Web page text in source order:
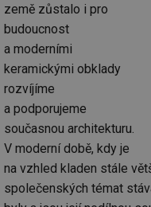
země zůstalo i pro
budoucnost
a moderními
keramickými obklady
rozvíjíme
a podporujeme
současnou architekturu.
V moderní době, kdy je
na vzhled kladen stále
společenských témat